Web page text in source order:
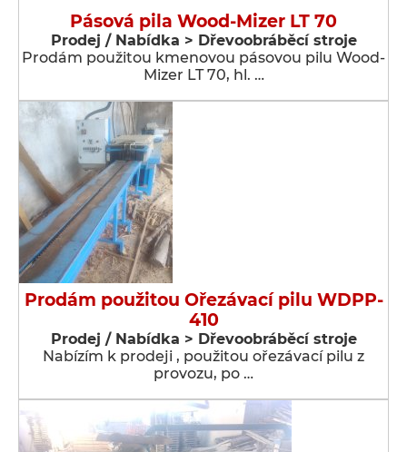
Pásová pila Wood-Mizer LT 70
Prodej / Nabídka > Dřevoobráběcí stroje
Prodám použitou kmenovou pásovou pilu Wood-
Mizer LT 70, hl. …
Prodám použitou Ořezávací pilu WDPP-
410
Prodej / Nabídka > Dřevoobráběcí stroje
Nabízím k prodeji , použitou ořezávací pilu z
provozu, po …